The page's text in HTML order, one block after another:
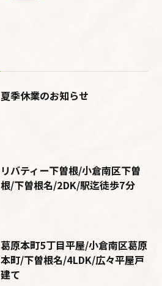
夏季休業のお知らせ
リバティー下曽根/小倉南区下曽
根/下曽根名/2DK/駅迄徒歩7分
葛原本町5丁目平屋/小倉南区葛原
本町/下曽根名/4LDK/広々平屋戸
建て